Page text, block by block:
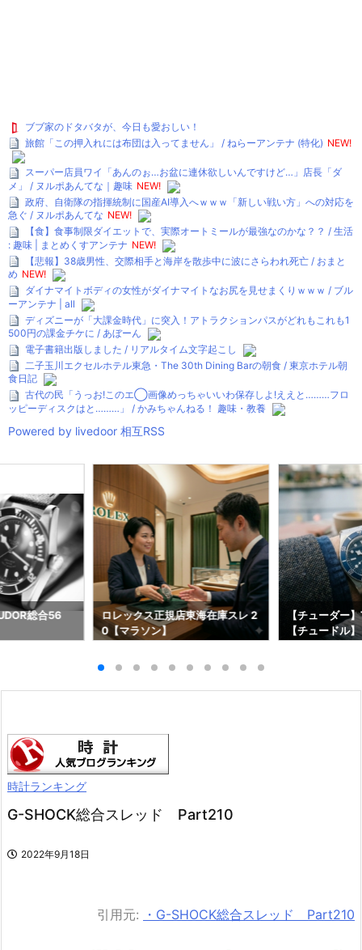
ブブ家のドタバタが、今日も愛おしい！
旅館「この押入れには布団は入ってません」 / ねらーアンテナ (特化) NEW!
スーパー店員ワイ「あんのぉ…お盆に連休欲しいんですけど…」店長「ダ
メ」 / ヌルポあんてな｜趣味 NEW!
政府、自衛隊の指揮統制に国産AI導入へｗｗｗ「新しい戦い方」への対応を
急ぐ / ヌルポあんてな NEW!
【食】食事制限ダイエットで、実際オートミールが最強なのかな？？ / 生活
: 趣味 | まとめくすアンテナ NEW!
【悲報】38歳男性、交際相手と海岸を散歩中に波にさらわれ死亡 / おまと
め NEW!
ダイナマイトボディの女性がダイナマイトなお尻を見せまくりｗｗｗ / ブル
ーアンテナ | all
ディズニーが「大課金時代」に突入！アトラクションパスがどれもこれも1
500円の課金チケに / あぼーん
電子書籍出版しました / リアルタイム文字起こし
二子玉川エクセルホテル東急・The 30th Dining Barの朝食 / 東京ホテル朝
食日記
古代の民「うっお!このエ◯画像めっちゃいいわ保存しよ!ええと………フロ
ッピーディスクはと………」 / かみちゃんねる！ 趣味・教養
Powered by livedoor 相互RSS
総合56
ロレックス正規店東海在庫スレ 2
0【マラソン】
【チューダー
【チュードル】
時計ランキング
G-SHOCK総合スレッド Part210
2022年9月18日
引用元: ・G-SHOCK総合スレッド Part210